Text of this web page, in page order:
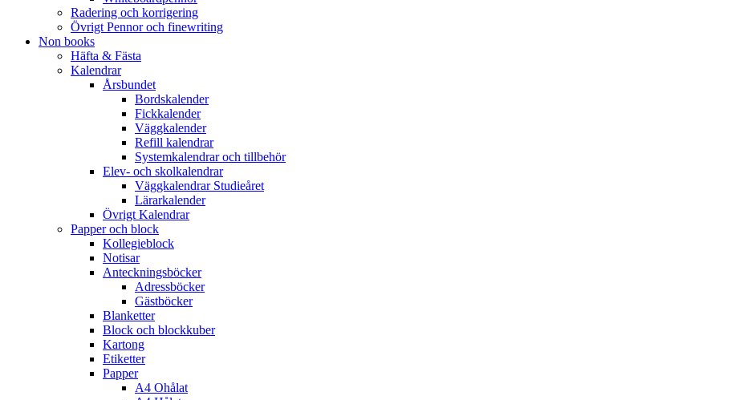
Radering och korrigering
Övrigt Pennor och finewriting
Non books
Häfta & Fästa
Kalendrar
Årsbundet
Bordskalender
Fickkalender
Väggkalender
Refill kalendrar
Systemkalendrar och tillbehör
Elev- och skolkalendrar
Väggkalendrar Studieåret
Lärarkalender
Övrigt Kalendrar
Papper och block
Kollegieblock
Notisar
Anteckningsböcker
Adressböcker
Gästböcker
Blanketter
Block och blockkuber
Kartong
Etiketter
Papper
A4 Ohålat